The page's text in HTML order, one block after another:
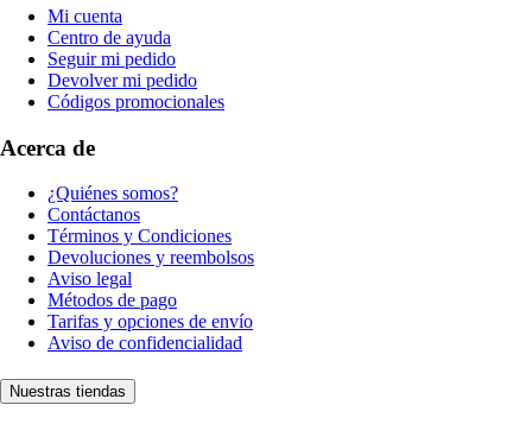
Mi cuenta
Centro de ayuda
Seguir mi pedido
Devolver mi pedido
Códigos promocionales
Acerca de
¿Quiénes somos?
Contáctanos
Términos y Condiciones
Devoluciones y reembolsos
Aviso legal
Métodos de pago
Tarifas y opciones de envío
Aviso de confidencialidad
Nuestras tiendas